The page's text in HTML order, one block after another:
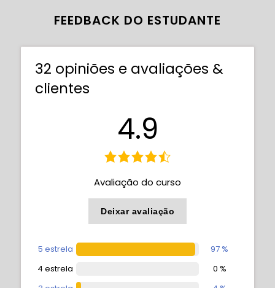
FEEDBACK DO ESTUDANTE
32 opiniões e avaliações &
clientes
4.9
Avaliação do curso
Deixar avaliação
5 estrela
97 %
4 estrela
0 %